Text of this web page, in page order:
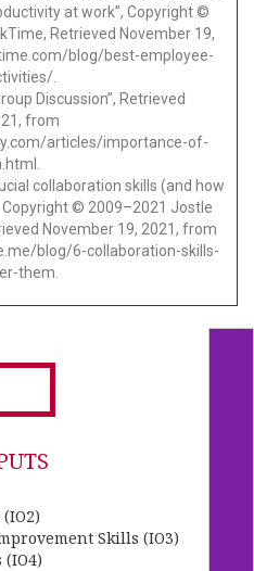
at work”, Copyright ©
Retrieved November 19,
blog/best-employee-
.
Discussion”, Retrieved
from
articles/importance-of-
collaboration skills (and how
© 2009–2021 Jostle
November 19, 2021, from
blog/6-collaboration-skills-
them
Skills (IO3)